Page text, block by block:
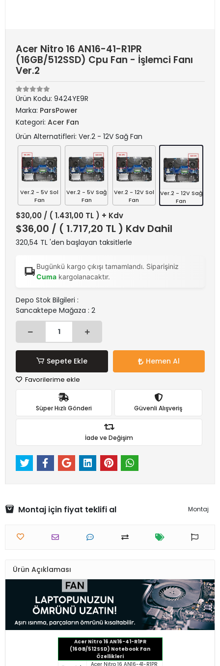
Acer Nitro 16 AN16-41-R1PR
(16GB/512SSD) Cpu Fan - İşlemci Fanı
Ver.2
Ürün Kodu: 9424YE9R
Marka: ParsPower
Kategori: Acer Fan
Ürün Alternatifleri: Ver.2 - 12V Sağ Fan
Ver.2 - 5V Sol
Fan
Ver.2 - 5V Sağ
Fan
Ver.2 - 12V Sol
Fan
Ver.2 - 12V Sağ
Fan
$30,00 / ( 1.431,00 TL ) + Kdv
$36,00 / ( 1.717,20 TL ) Kdv Dahil
320,54 TL 'den başlayan taksitlerle
Bugünkü kargo çıkışı tamamlandı. Siparişiniz
Cumakargolanacaktır.
Depo Stok Bilgileri :
Sancaktepe Mağaza : 2
Sepete Ekle Hemen Al
Favorilerime ekle
Süper Hızlı Gönderi Güvenli Alışveriş
İade ve Değişim
Montaj için fiyat teklifi al Montaj
Ürün Açıklaması
Acer Nitro 16 AN16-41-R1PR
(16GB/512SSD) Notebook Fan
Özellikleri
Acer Nitro 16 AN16-41-R1PR